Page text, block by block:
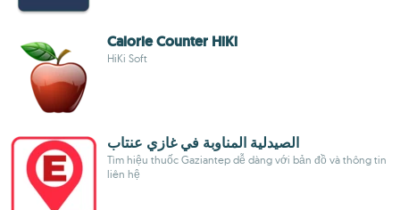
Calorie Counter HiKi
HiKi Soft
الصيدلية المناوبة في غازي عنتاب
Tìm hiệu thuốc Gaziantep dễ dàng với bản đồ và thông tin
liên hệ